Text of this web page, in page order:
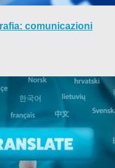
comunicazioni